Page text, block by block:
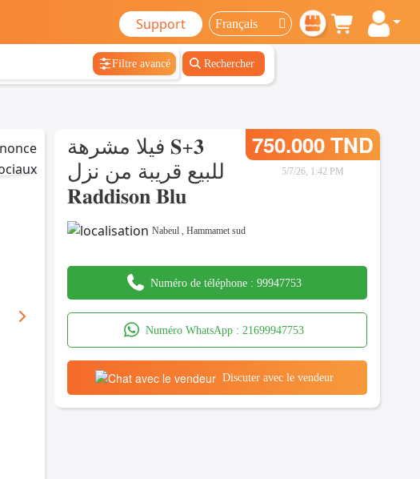
Support
Filtre avancé Rechercher
فيلا مشرهة 𝐒+𝟑
للبيع قريبة من نزل
𝐑𝐚𝐝𝐝𝐢𝐬𝐨𝐧 𝐁𝐥𝐮
750.000 TND
5/7/26, 1:42 PM
Nabeul ,Hammamet sud
Numéro de téléphone : 99947753
Numéro WhatsApp : 21699947753
Discuter avec le vendeur